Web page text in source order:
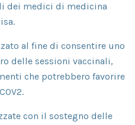
dei medici di medicina
al fine di consentire uno
delle sessioni vaccinali,
che potrebbero favorire
con il sostegno delle